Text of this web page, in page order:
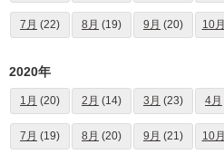
7月 (22) 8月 (19) 9月 (20) 10月
2020年
1月 (20) 2月 (14) 3月 (23) 4月
7月 (19) 8月 (20) 9月 (21) 10月